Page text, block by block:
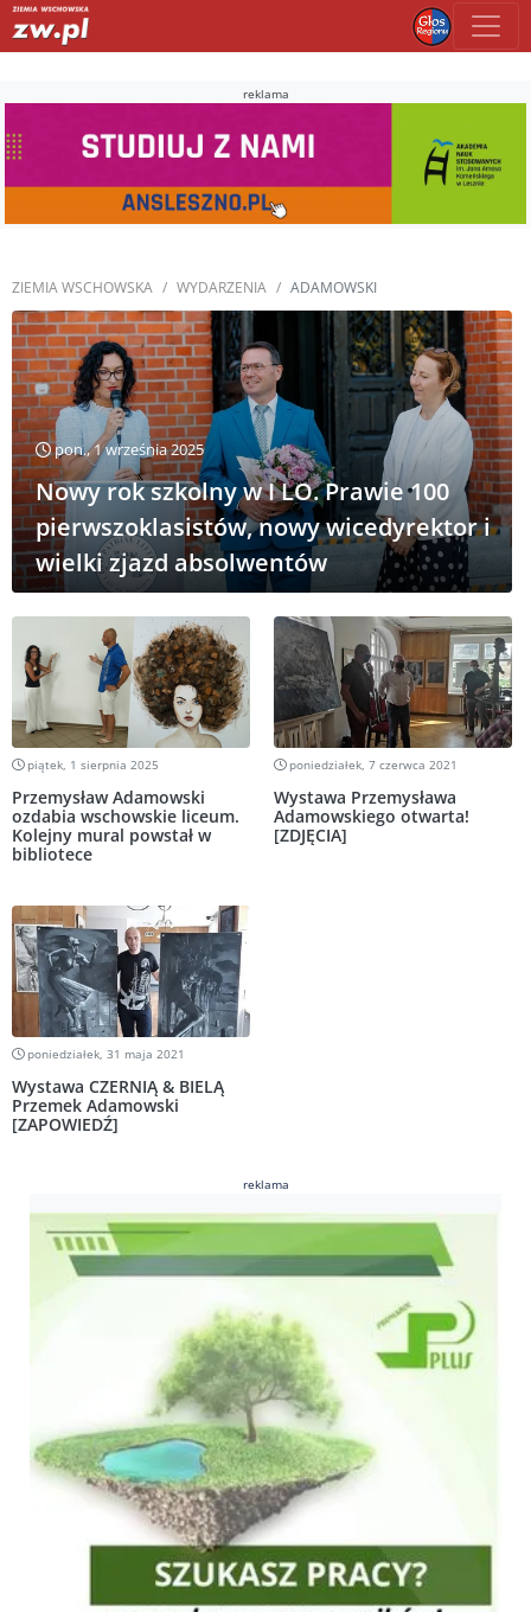
reklama
ZIEMIA WSCHOWSKA WYDARZENIA ADAMOWSKI
pon., 1 września 2025
Nowy rok szkolny w I LO. Prawie 100
pierwszoklasistów, nowy wicedyrektor i
wielki zjazd absolwentów
piątek, 1 sierpnia 2025
Przemysław Adamowski
ozdabia wschowskie liceum.
Kolejny mural powstał w
bibliotece
poniedziałek, 7 czerwca 2021
Wystawa Przemysława
Adamowskiego otwarta!
[ZDJĘCIA]
poniedziałek, 31 maja 2021
Wystawa CZERNIĄ & BIELĄ
Przemek Adamowski
[ZAPOWIEDŹ]
reklama